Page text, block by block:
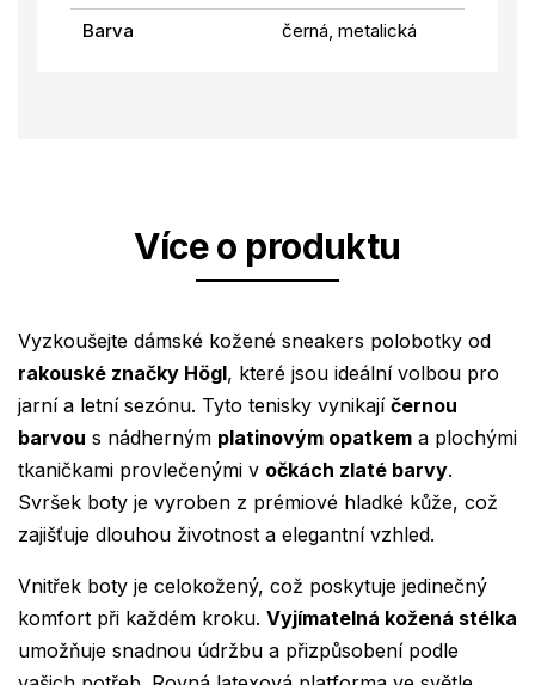
Barva
černá, metalická
Více o produktu
Vyzkoušejte dámské kožené sneakers polobotky od
rakouské značky Högl, které jsou ideální volbou pro
jarní a letní sezónu. Tyto tenisky vynikají černou
barvou s nádherným platinovým opatkem a plochými
tkaničkami provlečenými v očkách zlaté barvy.
Svršek boty je vyroben z prémiové hladké kůže, což
zajišťuje dlouhou životnost a elegantní vzhled.
Vnitřek boty je celokožený, což poskytuje jedinečný
komfort při každém kroku. Vyjímatelná kožená stélka
umožňuje snadnou údržbu a přizpůsobení podle